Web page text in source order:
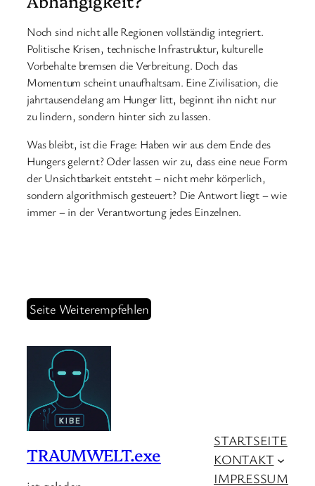
Noch sind nicht alle Regionen vollständig integriert.
Politische Krisen, technische Infrastruktur, kulturelle
Vorbehalte bremsen die Verbreitung. Doch das
Momentum scheint unaufhaltsam. Eine Zivilisation, die
jahrtausendelang am Hunger litt, beginnt ihn nicht nur
zu lindern, sondern hinter sich zu lassen.
Was bleibt, ist die Frage: Haben wir aus dem Ende des
Hungers gelernt? Oder lassen wir zu, dass eine neue Form
der Unsichtbarkeit entsteht – nicht mehr körperlich,
sondern algorithmisch gesteuert? Die Antwort liegt – wie
immer – in der Verantwortung jedes Einzelnen.
Seite Weiterempfehlen
TRAUMWELT.exe
STARTSEITE
KONTAKT
IMPRESSUM